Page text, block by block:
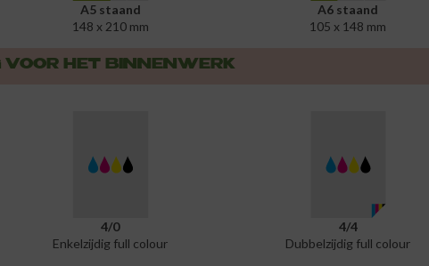
A5 staand
148 x 210 mm
A6 staand
105 x 148 mm
VOOR HET BINNENWERK
4/0
Enkelzijdig full colour
4/4
Dubbelzijdig full colour